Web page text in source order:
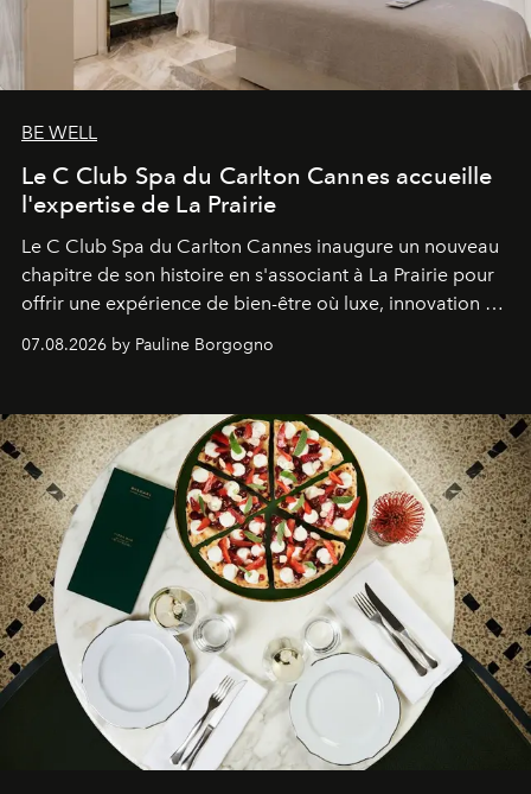
BE WELL
Le C Club Spa du Carlton Cannes accueille
l'expertise de La Prairie
Le C Club Spa du Carlton Cannes inaugure un nouveau
chapitre de son histoire en s'associant à La Prairie pour
offrir une expérience de bien-être où luxe, innovation et
expertise se rencontrent.
07.08.2026 by Pauline Borgogno